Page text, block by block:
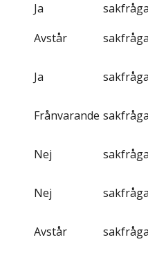
Ja
Avstår
Ja
Frånvarande
Nej
Nej
Avstår